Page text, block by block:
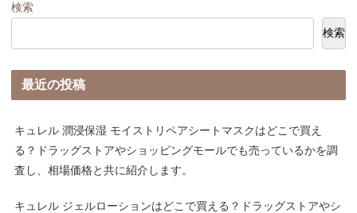
検索
検索
最近の投稿
キュレル 潤浸保湿 モイストリペアシートマスクはどこで買え
る？ドラッグストアやショッピングモールでも売っているかを調
査し、相場価格と共に紹介します。
キュレル ジェルローションはどこで買える？ドラッグストアやシ